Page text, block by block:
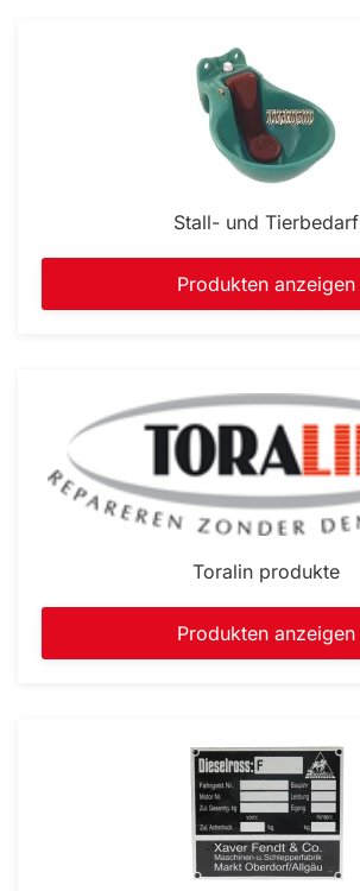
Stall- und Tierbedarf
Produkten anzeigen
Toralin produkte
Produkten anzeigen